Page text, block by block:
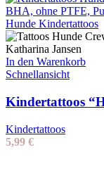
In den Warenkorb
Schnellansicht
Kindertattoos
Kindertattoos
5,99 €